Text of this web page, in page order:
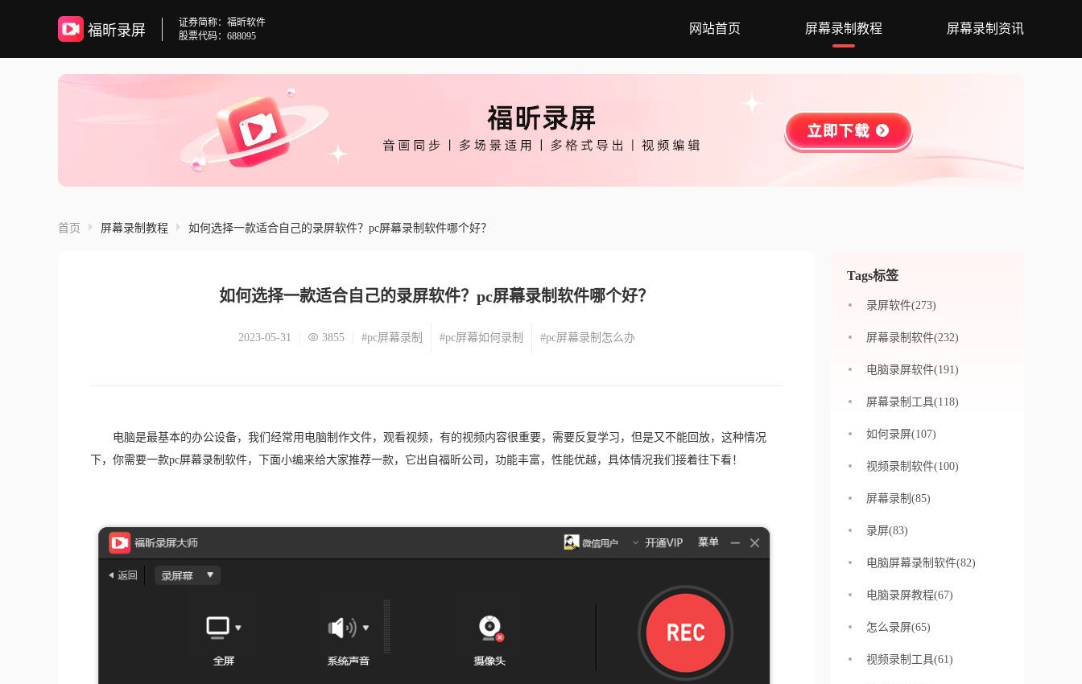
福昕录屏
证券简称：福昕软件
股票代码：688095
网站首页 屏幕录制教程 屏幕录制资讯
首页 屏幕录制教程 如何选择一款适合自己的录屏软件？pc屏幕录制软件哪个好？
如何选择一款适合自己的录屏软件？pc屏幕录制软件哪个好？
2023-05-31 3855 #pc屏幕录制 #pc屏幕如何录制 #pc屏幕录制怎么办
电脑是最基本的办公设备，我们经常用电脑制作文件，观看视频，有的视频内容很重要，需要反复学习，但是又不能回放，这种情况
下，你需要一款pc屏幕录制软件，下面小编来给大家推荐一款，它出自福昕公司，功能丰富，性能优越，具体情况我们接着往下看！
Tags标签
录屏软件(273)
屏幕录制软件(232)
电脑录屏软件(191)
屏幕录制工具(118)
如何录屏(107)
视频录制软件(100)
屏幕录制(85)
录屏(83)
电脑屏幕录制软件(82)
电脑录屏教程(67)
怎么录屏(65)
视频录制工具(61)